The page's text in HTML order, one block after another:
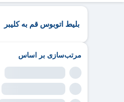
بلیط اتوبوس قم به کلیبر
مرتب‌سازی بر اساس